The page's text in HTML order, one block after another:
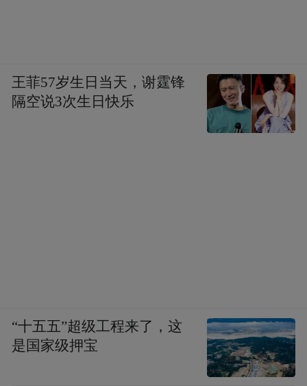
王菲57岁生日当天，谢霆锋
隔空说3次生日快乐
“十五五”超级工程来了，这
是国家级押宝